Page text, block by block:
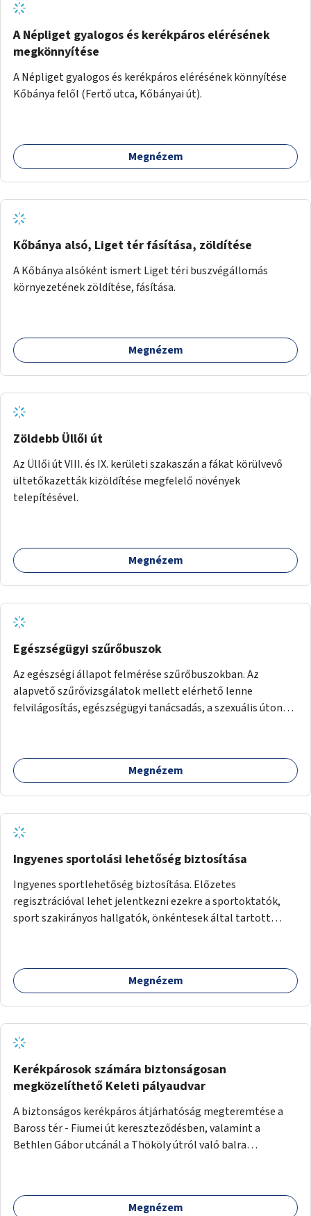
A Népliget gyalogos és kerékpáros elérésének
megkönnyítése
A Népliget gyalogos és kerékpáros elérésének könnyítése
Kőbánya felől (Fertő utca, Kőbányai út).
Megnézem
Kőbánya alsó, Liget tér fásítása, zöldítése
A Kőbánya alsóként ismert Liget téri buszvégállomás
környezetének zöldítése, fásítása.
Megnézem
Zöldebb Üllői út
Az Üllői út VIII. és IX. kerületi szakaszán a fákat körülvevő
ültetőkazetták kizöldítése megfelelő növények
telepítésével.
Megnézem
Egészségügyi szűrőbuszok
Az egészségi állapot felmérése szűrőbuszokban. Az
alapvető szűrővizsgálatok mellett elérhető lenne
felvilágosítás, egészségügyi tanácsadás, a szexuális úton
Megnézem
Ingyenes sportolási lehetőség biztosítása
Ingyenes sportlehetőség biztosítása. Előzetes
regisztrációval lehet jelentkezni ezekre a sportoktatók,
sport szakirányos hallgatók, önkéntesek által tartott
Megnézem
Kerékpárosok számára biztonságosan
megközelíthető Keleti pályaudvar
A biztonságos kerékpáros átjárhatóság megteremtése a
Baross tér - Fiumei út kereszteződésben, valamint a
Bethlen Gábor utcánál a Thököly útról való balra
Megnézem